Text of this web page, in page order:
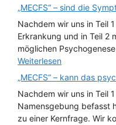
„MECFS“ – sind die
Nachdem wir uns in Teil
Erkrankung und in Teil 2
möglichen
Weiterlesen
„MECFS“ – kann das
Nachdem wir uns in Teil
Namensgebung befasst
zu einer Kernfrage. Wir